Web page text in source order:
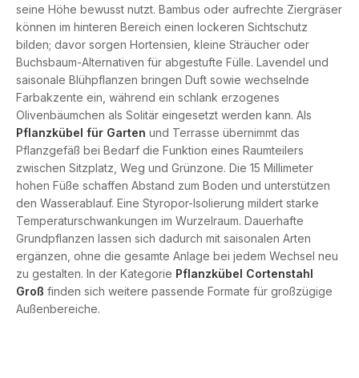
seine Höhe bewusst nutzt. Bambus oder aufrechte Ziergräser
können im hinteren Bereich einen lockeren Sichtschutz
bilden; davor sorgen Hortensien, kleine Sträucher oder
Buchsbaum-Alternativen für abgestufte Fülle. Lavendel und
saisonale Blühpflanzen bringen Duft sowie wechselnde
Farbakzente ein, während ein schlank erzogenes
Olivenbäumchen als Solitär eingesetzt werden kann. Als
Pflanzkübel für Garten und Terrasse übernimmt das
Pflanzgefäß bei Bedarf die Funktion eines Raumteilers
zwischen Sitzplatz, Weg und Grünzone. Die 15 Millimeter
hohen Füße schaffen Abstand zum Boden und unterstützen
den Wasserablauf. Eine Styropor-Isolierung mildert starke
Temperaturschwankungen im Wurzelraum. Dauerhafte
Grundpflanzen lassen sich dadurch mit saisonalen Arten
ergänzen, ohne die gesamte Anlage bei jedem Wechsel neu
zu gestalten. In der Kategorie Pflanzkübel Cortenstahl
Groß finden sich weitere passende Formate für großzügige
Außenbereiche.